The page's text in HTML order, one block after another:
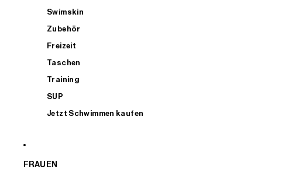
Swimskin
Zubehör
Freizeit
Taschen
Training
SUP
Jetzt Schwimmen kaufen
FRAUEN